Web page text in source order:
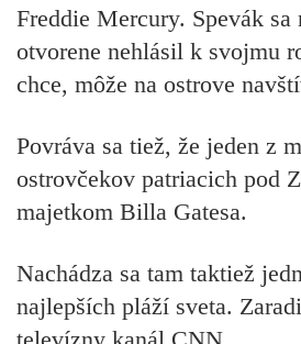
Freddie Mercury. Spevák
otvorene nehlásil k svojmu
chce, môže na ostrove
Povráva sa tiež, že jeden z
ostrovčekov patriacich pod
majetkom Billa Gatesa.
Nachádza sa tam taktiež
najlepších pláží sveta.